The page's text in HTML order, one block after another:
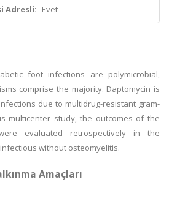
Adresli: Evet
foot infections are polymicrobial,
comprise the majority. Daptomycin is
due to multidrug-resistant gram-
multicenter study, the outcomes of the
evaluated retrospectively in the
without osteomyelitis.
Amaçları